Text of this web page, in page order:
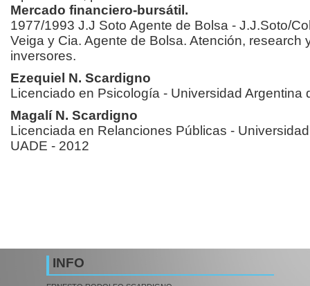
Mercado financiero-bursátil.
1977/1993 J.J Soto Agente de Bolsa - J.J.Soto/
Veiga y Cia. Agente de Bolsa. Atención, research
inversores.
Ezequiel N. Scardigno
Licenciado en Psicología - Universidad Argentina
Magalí N. Scardigno
Licenciada en Relanciones Públicas -
UADE - 2012
INFO